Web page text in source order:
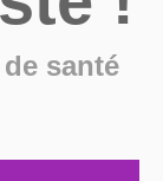
santé